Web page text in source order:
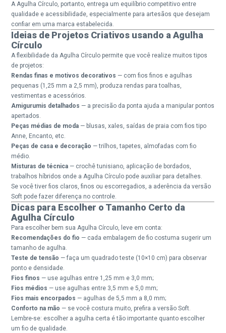
A Agulha Círculo, portanto, entrega um equilíbrio competitivo entre
qualidade e acessibilidade, especialmente para artesãos que desejam
confiar em uma marca estabelecida.
Ideias de Projetos Criativos usando a Agulha
Círculo
A flexibilidade da Agulha Círculo permite que você realize muitos tipos
de projetos:
Rendas finas e motivos decorativos — com fios finos e agulhas
pequenas (1,25 mm a 2,5 mm), produza rendas para toalhas,
vestimentas e acessórios.
Amigurumis detalhados — a precisão da ponta ajuda a manipular pontos
apertados.
Peças médias de moda — blusas, xales, saídas de praia com fios tipo
Anne, Encanto, etc.
Peças de casa e decoração — trilhos, tapetes, almofadas com fio
médio.
Misturas de técnica — crochê tunisiano, aplicação de bordados,
trabalhos híbridos onde a Agulha Círculo pode auxiliar para detalhes.
Se você tiver fios claros, finos ou escorregadios, a aderência da versão
Soft pode fazer diferença no controle.
Dicas para Escolher o Tamanho Certo da
Agulha Círculo
Para escolher bem sua Agulha Círculo, leve em conta:
Recomendações do fio — cada embalagem de fio costuma sugerir um
tamanho de agulha.
Teste de tensão — faça um quadrado teste (10×10 cm) para observar
ponto e densidade.
Fios finos — use agulhas entre 1,25 mm e 3,0 mm;
Fios médios — use agulhas entre 3,5 mm e 5,0 mm;
Fios mais encorpados — agulhas de 5,5 mm a 8,0 mm;
Conforto na mão — se você costura muito, prefira a versão Soft.
Lembre-se: escolher a agulha certa é tão importante quanto escolher
um fio de qualidade.